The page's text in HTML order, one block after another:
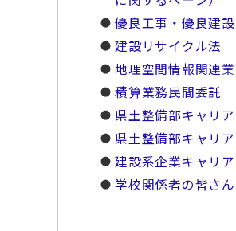
優良工事・優良建
建設リサイクル法
地理空間情報関連
積算業務民間委託
県土整備部キャリ
県土整備部キャリ
建設系企業キャリ
学校関係者の皆さ